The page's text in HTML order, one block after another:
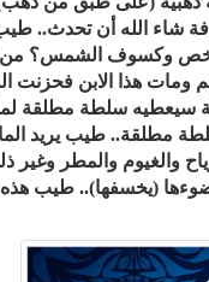
الله أن تحدث.. طيب
شخص وكسوف الشمس؟ من
ومات هذا الابن
سيعطيه سلطة مطلقة
مطلقة.. طيب يريد
والغيوم والمطر وغير
(يخسفها).. طيب هذه